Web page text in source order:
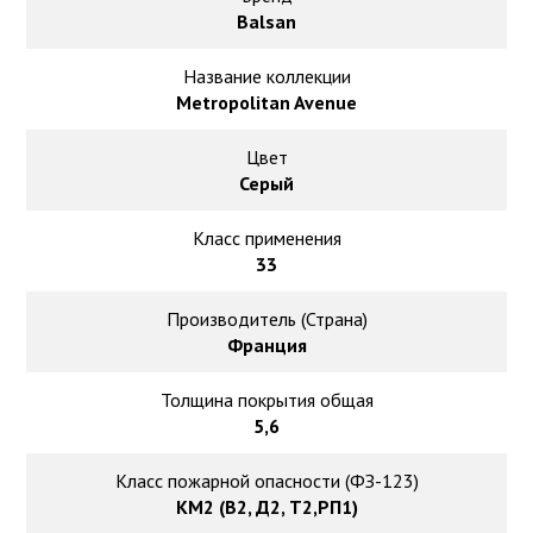
Ковролин оптом
Balsan
Название коллекции
Metropolitan Avenue
Цвет
Серый
Класс применения
33
Производитель (Страна)
Франция
Толщина покрытия общая
5,6
Класс пожарной опасности (ФЗ-123)
КМ2 (В2, Д2, Т2,РП1)